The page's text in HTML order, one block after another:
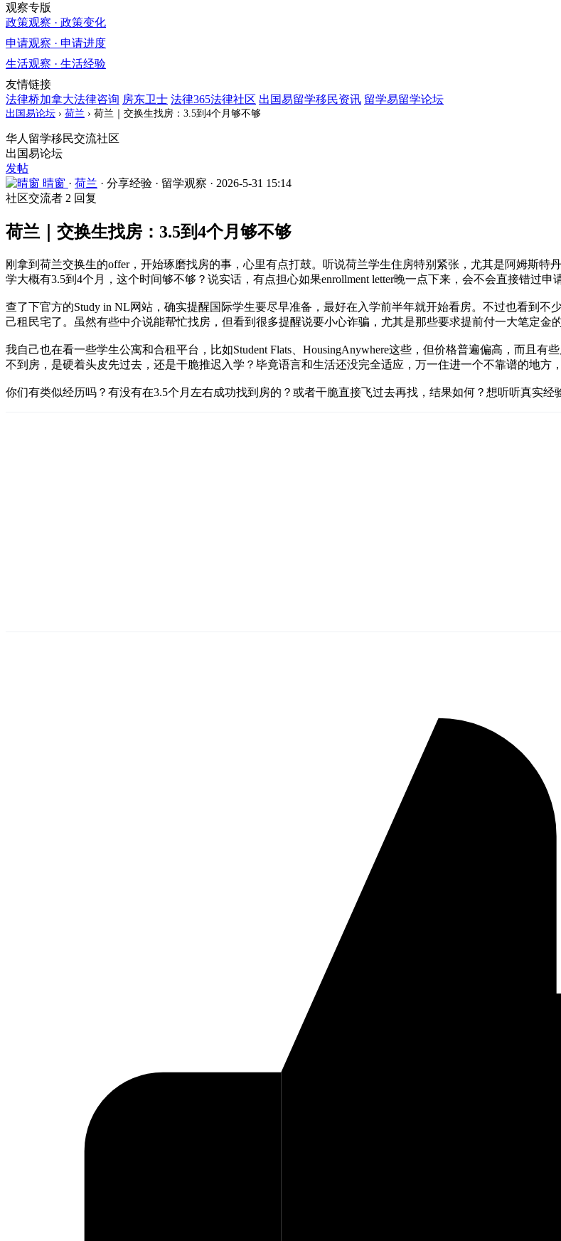
观察专版
政策观察 · 政策变化
申请观察 · 申请进度
生活观察 · 生活经验
友情链接
法律桥加拿大法律咨询 房东卫士 法律365法律社区 出国易留学移民资讯 留学易留学论坛
出国易论坛 › 荷兰 › 荷兰｜交换生找房：3.5到4个月够不够
华人留学移民交流社区
出国易论坛
发帖
晴窗 · 荷兰 · 分享经验 · 留学观察 · 2026-5-31 15:14
社区交流者 2 回复
荷兰｜交换生找房：3.5到4个月够不够
刚拿到荷兰交换生的offer，开始琢磨找房的事，心里有点打鼓。听说荷兰学生住房特别紧张，尤其是阿姆斯
学大概有3.5到4个月，这个时间够不够？说实话，有点担心如果enrollment letter晚一点下来，会不会直接错过申
查了下官方的Study in NL网站，确实提醒国际学生要尽早准备，最好在入学前半年就开始看房。不过也看到
己租民宅了。虽然有些中介说能帮忙找房，但看到很多提醒说要小心诈骗，尤其是那些要求提前付一大笔定金
我自己也在看一些学生公寓和合租平台，比如Student Flats、HousingAnywhere这些，但价格普遍偏高，而且
不到房，是硬着头皮先过去，还是干脆推迟入学？毕竟语言和生活还没完全适应，万一住进一个不靠谱的地方
你们有类似经历吗？有没有在3.5个月左右成功找到房的？或者干脆直接飞过去再找，结果如何？想听听真实经